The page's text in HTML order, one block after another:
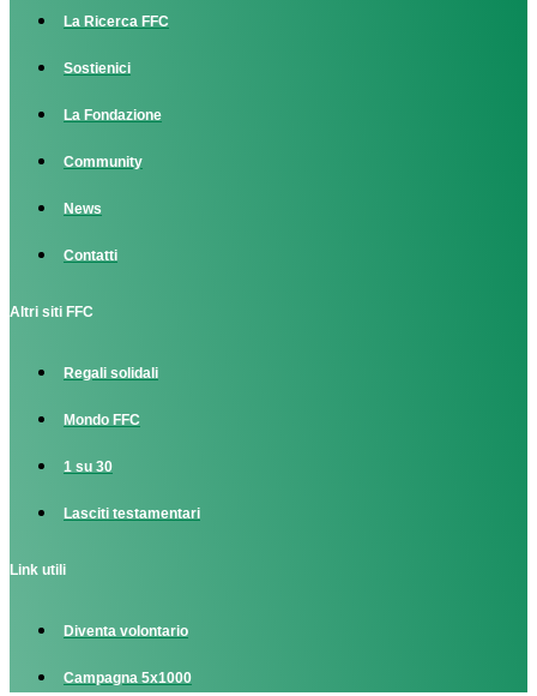
La Ricerca FFC
Sostienici
La Fondazione
Community
News
Contatti
Altri siti FFC
Regali solidali
Mondo FFC
1 su 30
Lasciti testamentari
Link utili
Diventa volontario
Campagna 5x1000